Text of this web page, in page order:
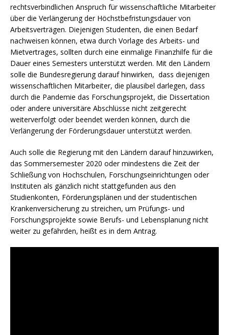
rechtsverbindlichen Anspruch für wissenschaftliche Mitarbeiter
über die Verlängerung der Höchstbefristungsdauer von
Arbeitsverträgen. Diejenigen Studenten, die einen Bedarf
nachweisen können, etwa durch Vorlage des Arbeits- und
Mietvertrages, sollten durch eine einmalige Finanzhilfe für die
Dauer eines Semesters unterstützt werden. Mit den Ländern
solle die Bundesregierung darauf hinwirken, dass diejenigen
wissenschaftlichen Mitarbeiter, die plausibel darlegen, dass
durch die Pandemie das Forschungsprojekt, die Dissertation
oder andere universitäre Abschlüsse nicht zeitgerecht
weiterverfolgt oder beendet werden können, durch die
Verlängerung der Förderungsdauer unterstützt werden.
Auch solle die Regierung mit den Ländern darauf hinzuwirken,
das Sommersemester 2020 oder mindestens die Zeit der
Schließung von Hochschulen, Forschungseinrichtungen oder
Instituten als gänzlich nicht stattgefunden aus den
Studienkonten, Förderungsplänen und der studentischen
Krankenversicherung zu streichen, um Prüfungs- und
Forschungsprojekte sowie Berufs- und Lebensplanung nicht
weiter zu gefährden, heißt es in dem Antrag.